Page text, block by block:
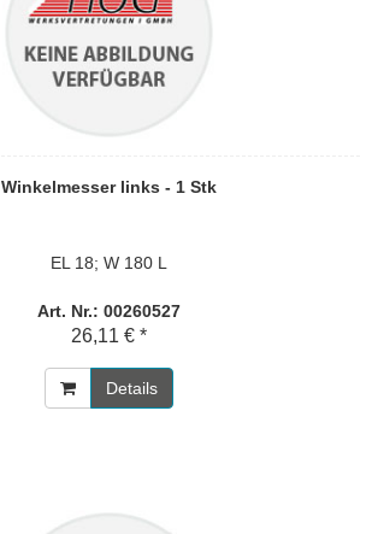
Winkelmesser links - 1 Stk
EL 18; W 180 L
Art. Nr.: 00260527
26,11 € *
Details